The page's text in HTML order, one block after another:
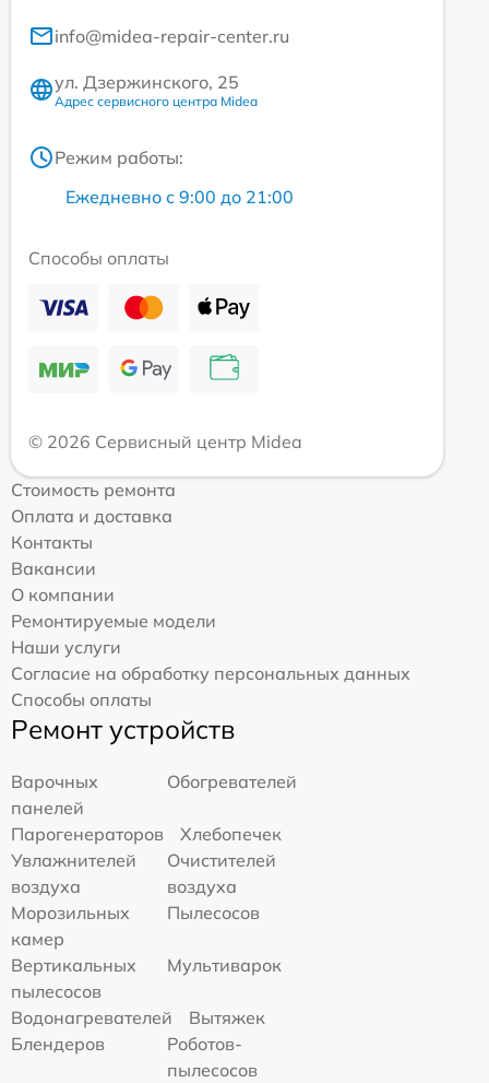
info@midea-repair-center.ru
ул. Дзержинского, 25
Адрес сервисного центра Midea
Режим работы:
Ежедневно с 9:00 до 21:00
Способы оплаты
© 2026 Сервисный центр Midea
Стоимость ремонта
Оплата и доставка
Контакты
Вакансии
О компании
Ремонтируемые модели
Наши услуги
Согласие на обработку персональных данных
Способы оплаты
Ремонт устройств
Варочных
панелей
Обогревателей
Парогенераторов
Хлебопечек
Увлажнителей
воздуха
Очистителей
воздуха
Морозильных
камер
Пылесосов
Вертикальных
пылесосов
Мультиварок
Водонагревателей
Вытяжек
Блендеров
Роботов-
пылесосов